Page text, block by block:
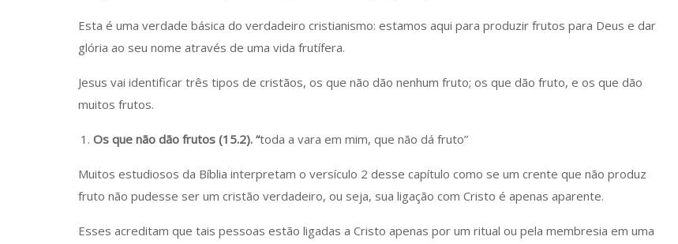
Esta é uma verdade básica do verdadeiro cristianismo: estamos aqui para produzir frutos para Deus e dar
glória ao seu nome através de uma vida frutífera.
Jesus vai identificar três tipos de cristãos, os que não dão nenhum fruto; os que dão fruto, e os que dão
muitos frutos.
Os que não dão frutos (15.2). “toda a vara em mim, que não dá fruto”
Muitos estudiosos da Bíblia interpretam o versículo 2 desse capítulo como se um crente que não produz
fruto não pudesse ser um cristão verdadeiro, ou seja, sua ligação com Cristo é apenas aparente.
Esses acreditam que tais pessoas estão ligadas a Cristo apenas por um ritual ou pela membresia em uma